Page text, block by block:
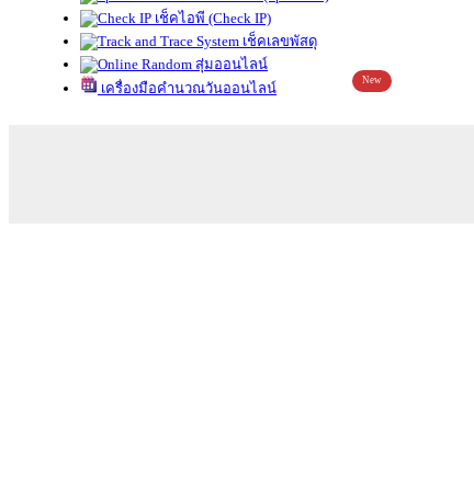
เช็คไอพี (Check IP)
เช็คเลขพัสดุ
สุ่มออนไลน์
เครื่องมือคำนวณวันออนไลน์
New